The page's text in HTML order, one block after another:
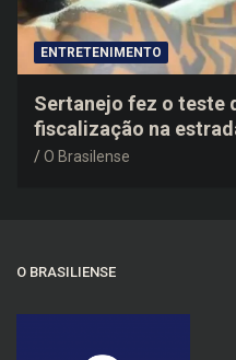
ENTRETENIMENTO
Sertanejo fez o teste
fiscalização na
negativo e elogiou o
O Brasilense
O BRASILIENSE